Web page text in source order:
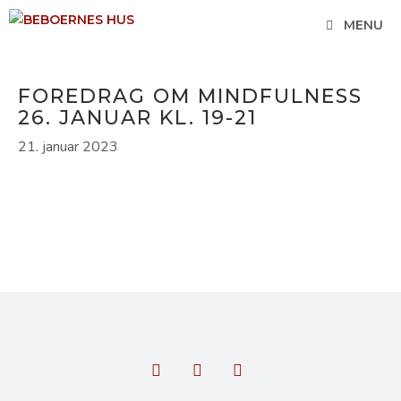
Hop
MENU
FOREDRAG OM MINDFULNESS
26. JANUAR KL. 19-21
21. januar 2023